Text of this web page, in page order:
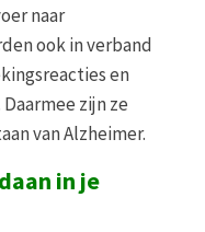
naar
ook in verband
en
zijn ze
van Alzheimer.
in je